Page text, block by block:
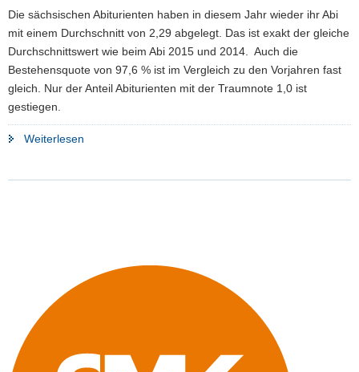
gemeinsam
Abitur"
Die sächsischen Abiturienten haben in diesem Jahr wieder ihr Abi
mit einem Durchschnitt von 2,29 abgelegt. Das ist exakt der gleiche
Durchschnittswert wie beim Abi 2015 und 2014. Auch die
Bestehensquote von 97,6 % ist im Vergleich zu den Vorjahren fast
gleich. Nur der Anteil Abiturienten mit der Traumnote 1,0 ist
gestiegen.
Weiterlesen
den
Aufgaben"